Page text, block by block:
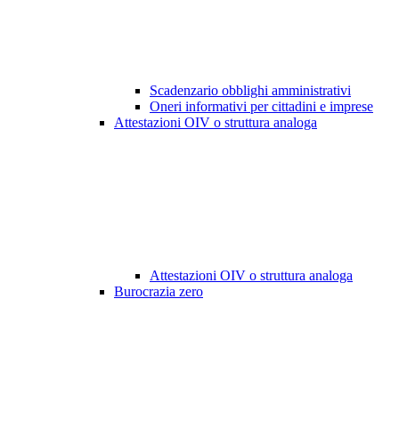
Scadenzario obblighi amministrativi
Oneri informativi per cittadini e imprese
Attestazioni OIV o struttura analoga
Attestazioni OIV o struttura analoga
Burocrazia zero